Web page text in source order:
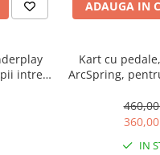
ADAUGA IN
intre 2
Kart cu
ArcSpring,
IN